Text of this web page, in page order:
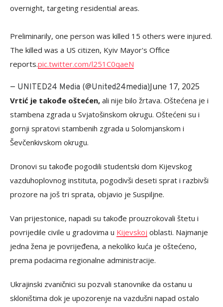
overnight, targeting residential areas.
Preliminarily, one person was killed 15 others were injured.
The killed was a US citizen, Kyiv Mayor's Office
reports.pic.twitter.com/l251C0qaeN
— UNITED24 Media (@United24media)June 17, 2025
Vrtić je takođe oštećen, ali nije bilo žrtava. Oštećena je i
stambena zgrada u Svjatošinskom okrugu. Oštećeni su i
gornji spratovi stambenih zgrada u Solomjanskom i
Ševčenkivskom okrugu.
Dronovi su takođe pogodili studentski dom Kijevskog
vazduhoplovnog instituta, pogodivši deseti sprat i razbivši
prozore na još tri sprata, objavio je Suspiljne.
Van prijestonice, napadi su takođe prouzrokovali štetu i
povrijedile civile u gradovima u Kijevskoj oblasti. Najmanje
jedna žena je povrijeđena, a nekoliko kuća je oštećeno,
prema podacima regionalne administracije.
Ukrajinski zvaničnici su pozvali stanovnike da ostanu u
skloništima dok je upozorenje na vazdušni napad ostalo